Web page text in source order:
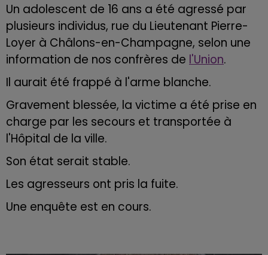
Un adolescent de 16 ans a été agressé par
plusieurs individus, rue du Lieutenant Pierre-
Loyer à Châlons-en-Champagne, selon une
information de nos confrères de l'Union.
Il aurait été frappé à l'arme blanche.
Gravement blessée, la victime a été prise en
charge par les secours et transportée à
l'Hôpital de la ville.
Son état serait stable.
Les agresseurs ont pris la fuite.
Une enquête est en cours.